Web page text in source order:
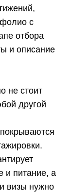
с
отбора
и описание
не стоит
другой
и питание, а
визы нужно